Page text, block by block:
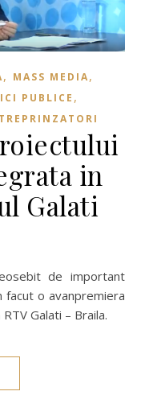
, MASS MEDIA,
PUBLICE ,
in
Galati
facut o avanpremiera
Galati – Braila.